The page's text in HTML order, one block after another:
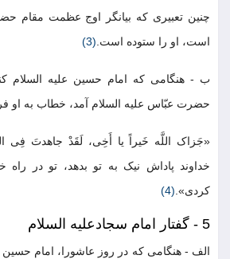
چنین تعبیری که بیانگر اوج عظمت مقام
است، او را ستوده است.(3)
ب - هنگامی که امام حسین علیه السلام
حضرت عبّاس علیه السلام آمد، خطاب به او
«جَزاک اللَّه خَیراً یا أَخِی، لَقَدْ جاهدتَ فِی
خداوند پاداش نیک به تو بدهد، تو در راه
کردی».(4)
5 - گفتار امام سجادعلیه السلام
الف - هنگامی که در روز عاشورا، امام حسین